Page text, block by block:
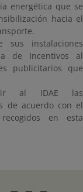
energética que se
hacia el
instalaciones
de Incentivos al
publicitarios que
al IDAE las
de acuerdo con el
en esta